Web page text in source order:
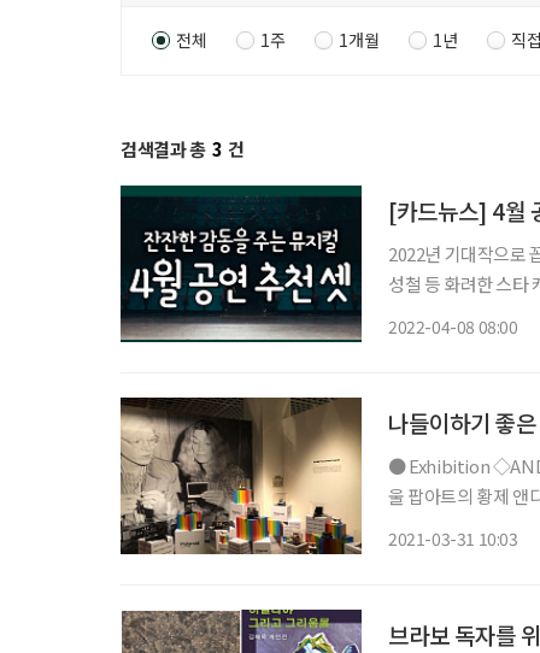
전체 1주 1개월 1년 직
검색결과 총 3 건
[카드뉴스] 4월
2022년 기대작으로
성철 등 화려한 스타
2022-04-08 08:00
나들이하기 좋
● Exhibition ◇ANDY WARHOL : BEGINNING SEOUL 일정 6월 27일까지 장소 더현대서
울 팝아트의 황제 앤
2021-03-31 10:03
브라보 독자를